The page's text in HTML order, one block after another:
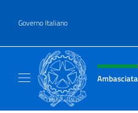
Governo Italiano
Intestazione